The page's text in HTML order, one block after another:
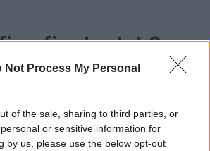
Not Process My Personal
of the sale, sharing to third parties, or
or sensitive information for
by us, please use the below opt-out
finale del 6